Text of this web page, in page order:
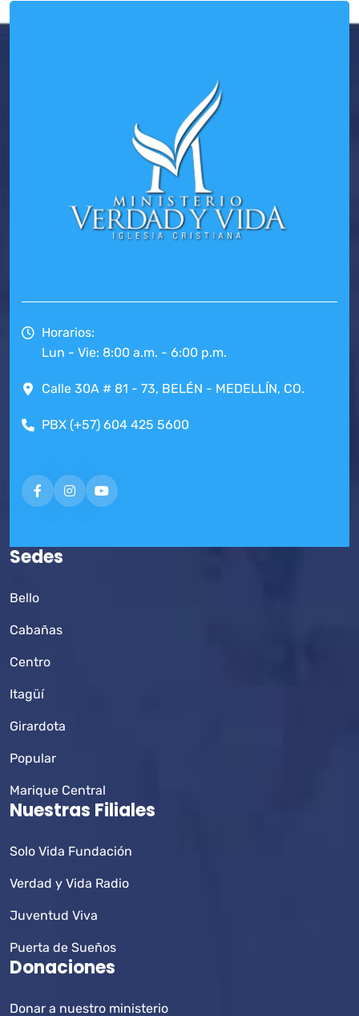
Horarios:
Lun - Vie: 8:00 a.m. - 6:00 p.m.
Calle 30A # 81 - 73, BELÉN - MEDELLÍN, CO.
PBX (+57) 604 425 5600
Sedes
Bello
Cabañas
Centro
Itagüí
Girardota
Popular
Marique Central
Nuestras Filiales
Solo Vida Fundación
Verdad y Vida Radio
Juventud Viva
Puerta de Sueños
Donaciones
Donar a nuestro ministerio